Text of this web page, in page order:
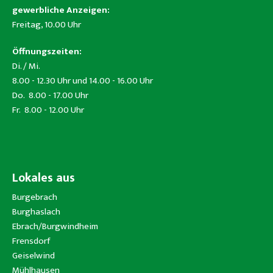
gewerbliche Anzeigen:
Freitag, 10.00 Uhr
Öffnungszeiten:
Di. / Mi.
8.00 - 12.30 Uhr und 14.00 - 16.00 Uhr
Do. 8.00 - 17.00 Uhr
Fr. 8.00 - 12.00 Uhr
Lokales aus
Burgebrach
Burghaslach
Ebrach/Burgwindheim
Frensdorf
Geiselwind